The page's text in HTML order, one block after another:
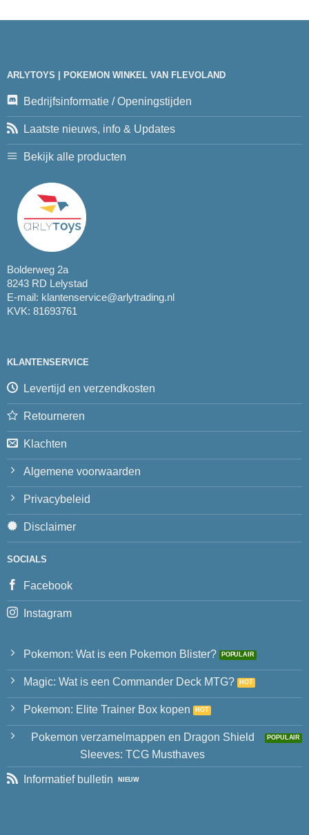
ARLYTOYS | POKEMON WINKEL VAN FLEVOLAND
Bedrijfsinformatie / Openingstijden
Laatste nieuws, info & Updates
Bekijk alle producten
Bolderweg 2a
8243 RD Lelystad
E-mail: klantenservice@arlytrading.nl
KVK: 81693761
KLANTENSERVICE
Levertijd en verzendkosten
Retourneren
Klachten
Algemene voorwaarden
Privacybeleid
Disclaimer
SOCIALS
Facebook
Instagram
Pokemon: Wat is een Pokemon Blister?
Magic: Wat is een Commander Deck MTG?
Pokemon: Elite Trainer Box kopen
Pokemon verzamelmappen en Dragon Shield
Sleeves: TCG Musthaves
Informatief bulletin